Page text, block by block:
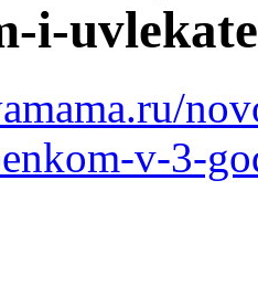
i-
v-3-